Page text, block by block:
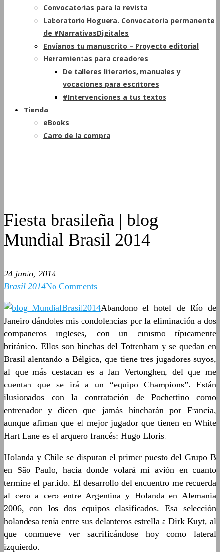
Convocatorias para la revista
Laboratorio Hoguera. Convocatoria permanente
de #NarrativasDigitales
Envíanos tu manuscrito – Proyecto editorial
Herramientas para creadores
De talleres literarios, manuales y
vocaciones para escritores
#Intervenciones a tus textos
Tienda
eBooks
Carro de la compra
Fiesta brasileña | blog
Mundial Brasil 2014
24 junio, 2014
Brasil 2014No Comments
Abandono el hotel de Río de
Janeiro dándoles mis condolencias por la eliminación a dos
compañeros ingleses, con un cinismo típicamente
británico. Ellos son hinchas del Tottenham y se quedan en
Brasil alentando a Bélgica, que tiene tres jugadores suyos,
al que más destacan es a Jan Vertonghen, del que me
cuentan que se irá a un “equipo Champions”. Están
ilusionados con la contratación de Pochettino como
entrenador y dicen que jamás hincharán por Francia,
aunque afiman que el mejor jugador que tienen en White
Hart Lane es el arquero francés: Hugo Lloris.
Holanda y Chile se disputan el primer puesto del Grupo B
en São Paulo, hacia donde volará mi avión en cuanto
termine el partido. El desarrollo del encuentro me recuerda
al cero a cero entre Argentina y Holanda en Alemania
2006, con los dos equipos clasificados. Esa selección
holandesa tenía entre sus delanteros estrella a Dirk Kuyt, al
que conmueve ver sacrificándose hoy como lateral
izquierdo.